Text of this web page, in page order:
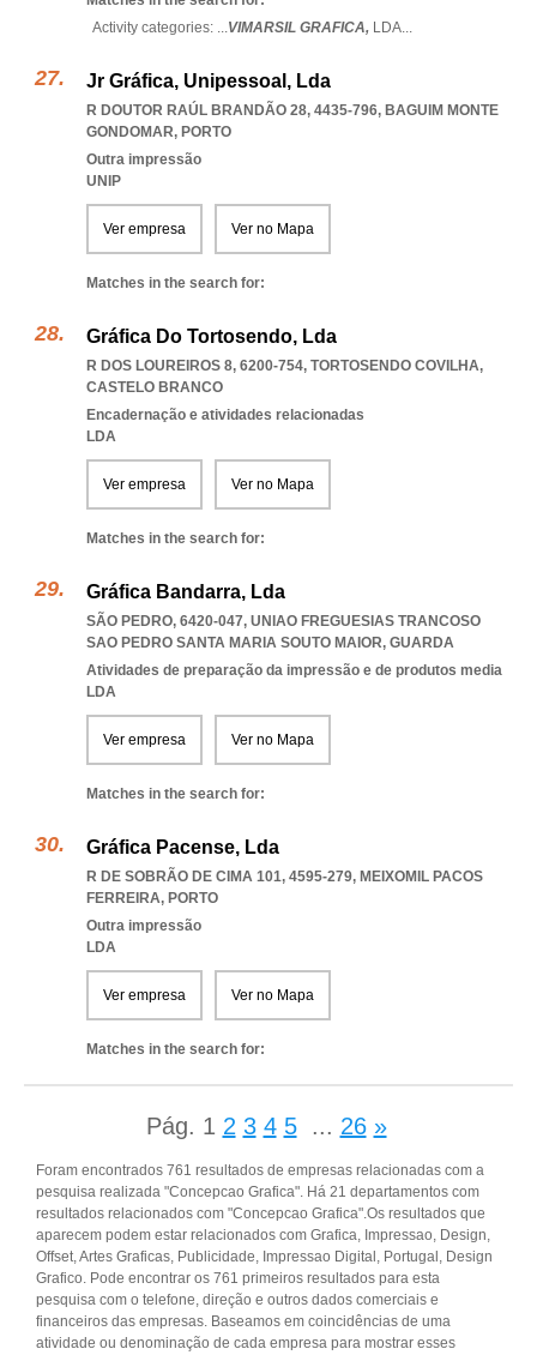
Activity categories: ...VIMARSIL GRAFICA, LDA...
Jr Gráfica, Unipessoal, Lda
R DOUTOR RAÚL BRANDÃO 28, 4435-796, BAGUIM MONTE
GONDOMAR, PORTO
Outra impressão
UNIP
Ver empresa Ver no Mapa
Matches in the search for:
Gráfica Do Tortosendo, Lda
R DOS LOUREIROS 8, 6200-754, TORTOSENDO COVILHA,
CASTELO BRANCO
Encadernação e atividades relacionadas
LDA
Ver empresa Ver no Mapa
Matches in the search for:
Gráfica Bandarra, Lda
SÃO PEDRO, 6420-047, UNIAO FREGUESIAS TRANCOSO
SAO PEDRO SANTA MARIA SOUTO MAIOR, GUARDA
Atividades de preparação da impressão e de produtos media
LDA
Ver empresa Ver no Mapa
Matches in the search for:
Gráfica Pacense, Lda
R DE SOBRÃO DE CIMA 101, 4595-279, MEIXOMIL PACOS
FERREIRA, PORTO
Outra impressão
LDA
Ver empresa Ver no Mapa
Matches in the search for:
Pág. 1 2 3 4 5 ... 26 »
Foram encontrados 761 resultados de empresas relacionadas com a
pesquisa realizada "Concepcao Grafica". Há 21 departamentos com
resultados relacionados com "Concepcao Grafica".Os resultados que
aparecem podem estar relacionados com Grafica, Impressao, Design,
Offset, Artes Graficas, Publicidade, Impressao Digital, Portugal, Design
Grafico. Pode encontrar os 761 primeiros resultados para esta
pesquisa com o telefone, direção e outros dados comerciais e
financeiros das empresas. Baseamos em coincidências de uma
atividade ou denominação de cada empresa para mostrar esses